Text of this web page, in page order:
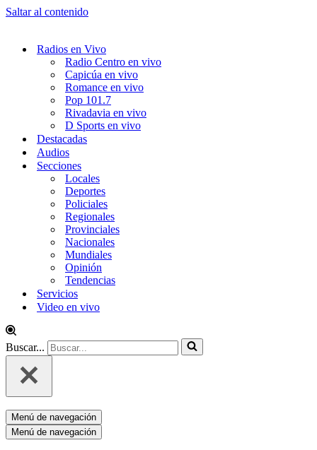
Saltar al contenido
Radios en Vivo
Radio Centro en vivo
Capicúa en vivo
Romance en vivo
Pop 101.7
Rivadavia en vivo
D Sports en vivo
Destacadas
Audios
Secciones
Locales
Deportes
Policiales
Regionales
Provinciales
Nacionales
Mundiales
Opinión
Tendencias
Servicios
Video en vivo
Buscar...
Menú de navegación
Menú de navegación